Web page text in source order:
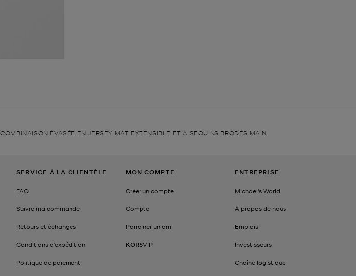
COMBINAISON ÉVASÉE EN JERSEY MAT EXTENSIBLE ET À SEQUINS BRODÉS MAIN
SERVICE À LA CLIENTÈLE
FAQ
Suivre ma commande
Retours et échanges
Conditions d'expédition
Politique de paiement
MON COMPTE
Créer un compte
Compte
Parrainer un ami
KORSVIP
ENTREPRISE
Michael's World
À propos de nous
Emplois
Investisseurs
Chaîne logistique